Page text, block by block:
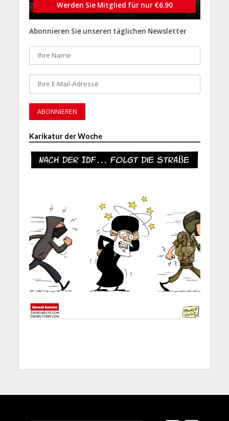
Werden Sie Mitglied für nur €6.90
Abonnieren Sie unseren täglichen Newsletter
Karikatur der Woche